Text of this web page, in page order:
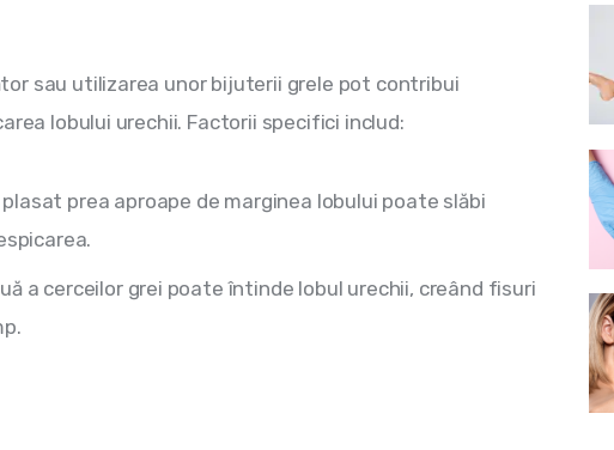
sau utilizarea unor bijuterii grele pot contribui
lobului urechii. Factorii specifici includ:
plasat prea aproape de marginea lobului poate slăbi
a cerceilor grei poate întinde lobul urechii, creând fisuri